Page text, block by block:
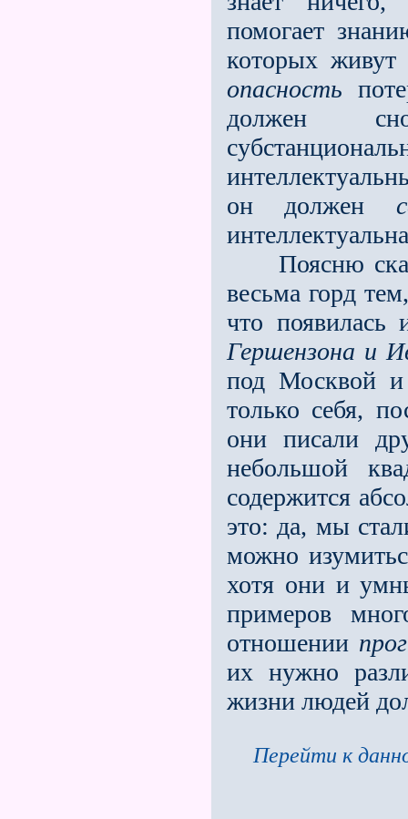
помогает
которых
опасность
должен
он должен
Поясню
весьма горд
что появилась
Гершензона и
под Москвой и
только себя,
они писали
небольшой
содержится
это: да, мы
можно
хотя они и
примеров
отношении
их нужно
жизни людей
Перейти к